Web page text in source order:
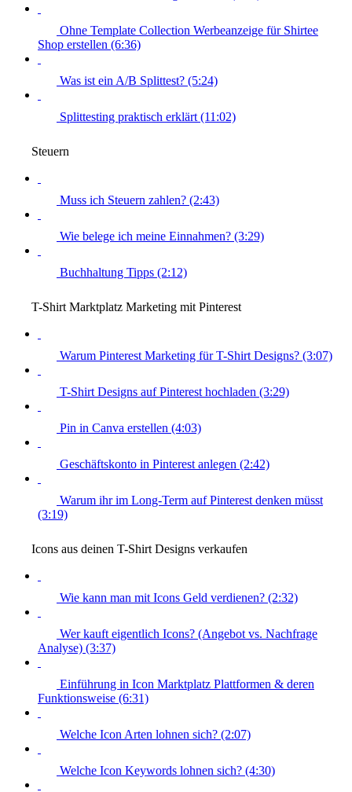
Ohne Template Collection Werbeanzeige für Shirtee
Shop erstellen (6:36)
Was ist ein A/B Splittest? (5:24)
Splittesting praktisch erklärt (11:02)
Steuern
Muss ich Steuern zahlen? (2:43)
Wie belege ich meine Einnahmen? (3:29)
Buchhaltung Tipps (2:12)
T-Shirt Marktplatz Marketing mit Pinterest
Warum Pinterest Marketing für T-Shirt Designs? (3:07)
T-Shirt Designs auf Pinterest hochladen (3:29)
Pin in Canva erstellen (4:03)
Geschäftskonto in Pinterest anlegen (2:42)
Warum ihr im Long-Term auf Pinterest denken müsst
(3:19)
Icons aus deinen T-Shirt Designs verkaufen
Wie kann man mit Icons Geld verdienen? (2:32)
Wer kauft eigentlich Icons? (Angebot vs. Nachfrage
Analyse) (3:37)
Einführung in Icon Marktplatz Plattformen & deren
Funktionsweise (6:31)
Welche Icon Arten lohnen sich? (2:07)
Welche Icon Keywords lohnen sich? (4:30)